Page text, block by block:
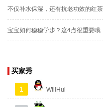
不仅补水保湿，还有抗老功效的红
宝宝如何稳稳学步？这4点很重要哦
买家秀
1 WillHui